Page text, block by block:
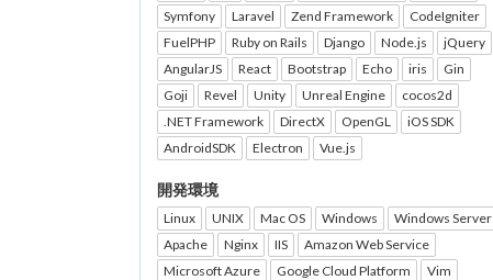
Symfony
Laravel Zend Framework
CodeIgniter
FuelPHP
Ruby on Rails Django Node.js
jQuery
AngularJS
React Bootstrap Echo iris
Gin
Goji
Revel Unity Unreal Engine
cocos2d
.NET Framework
DirectX OpenGL
iOS SDK
AndroidSDK
Electron Vue.js
開発環境
Linux UNIX Mac OS Windows
Windows Server
Apache
Nginx IIS
Amazon Web Service
Microsoft Azure
Google Cloud Platform
Vim